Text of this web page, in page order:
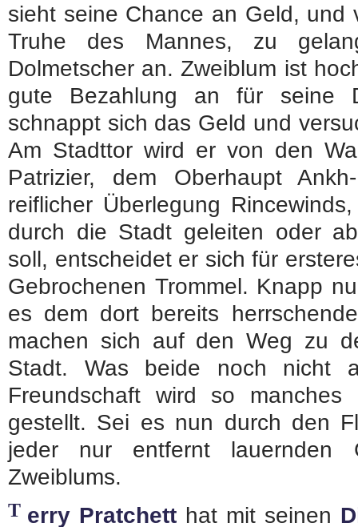
sieht seine Chance an Geld, und
Truhe des Mannes, zu
Dolmetscher an. Zweiblum ist
gute Bezahlung an für seine
schnappt sich das Geld und
Am Stadttor wird er von den
Patrizier, dem Oberhaupt
reiflicher Überlegung
durch die Stadt geleiten oder
soll, entscheidet er sich für
Gebrochenen Trommel. Knapp
es dem dort bereits
machen sich auf den Weg zu
Stadt. Was beide noch nicht
Freundschaft wird so
gestellt. Sei es nun durch den
jeder nur entfernt lauernden
Zweiblums.
T erry Pratchett hat mit seinen